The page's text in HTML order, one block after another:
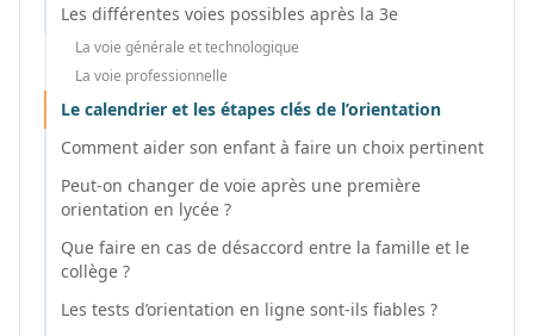
Les différentes voies possibles après la 3e
La voie générale et technologique
La voie professionnelle
Le calendrier et les étapes clés de l’orientation
Comment aider son enfant à faire un choix pertinent
Peut-on changer de voie après une première
orientation en lycée ?
Que faire en cas de désaccord entre la famille et le
collège ?
Les tests d’orientation en ligne sont-ils fiables ?